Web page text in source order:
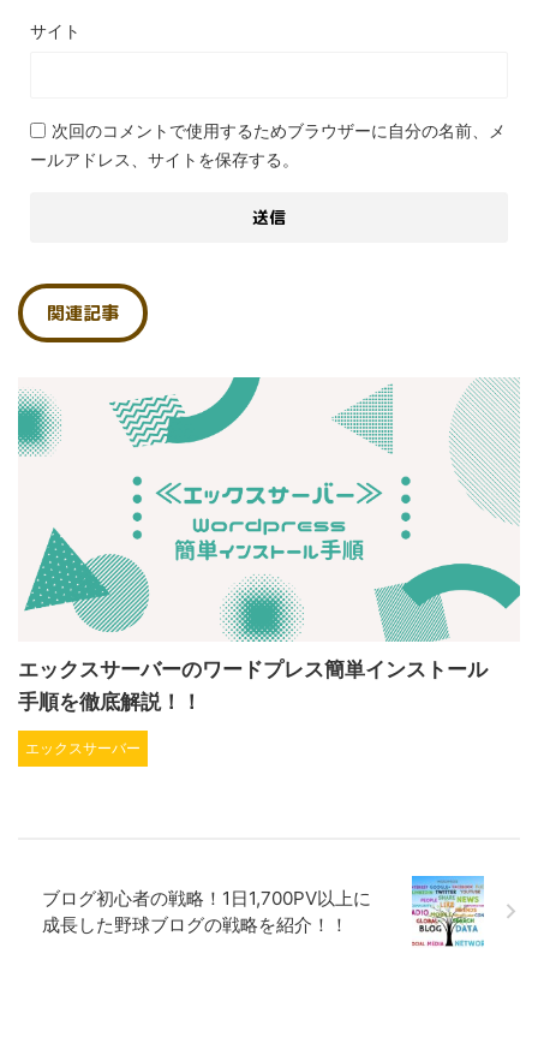
サイト
次回のコメントで使用するためブラウザーに自分の名前、メ
ールアドレス、サイトを保存する。
関連記事
エックスサーバーのワードプレス簡単インストール
手順を徹底解説！！
エックスサーバー
ブログ初心者の戦略！1日1,700PV以上に
成長した野球ブログの戦略を紹介！！